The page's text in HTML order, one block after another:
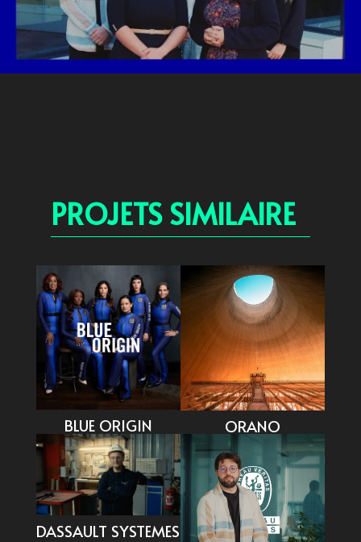
PROJETS SIMILAIRE
BLUE ORIGIN ORANO
DASSAULT SYSTEMES